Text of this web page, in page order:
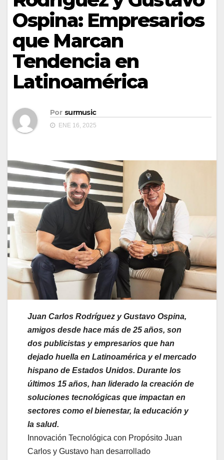
Ospina: Empresarios
que Marcan
Tendencia en
Latinoamérica
Por surmusic
ENE 16, 2025
Juan Carlos Rodríguez y Gustavo Ospina,
amigos desde hace más de 25 años, son
dos publicistas y empresarios que han
dejado huella en Latinoamérica y el mercado
hispano de Estados Unidos. Durante los
últimos 15 años, han liderado la creación de
soluciones tecnológicas que impactan en
sectores como el bienestar, la educación y
la salud.
Innovación Tecnológica con Propósito Juan
Carlos y Gustavo han desarrollado